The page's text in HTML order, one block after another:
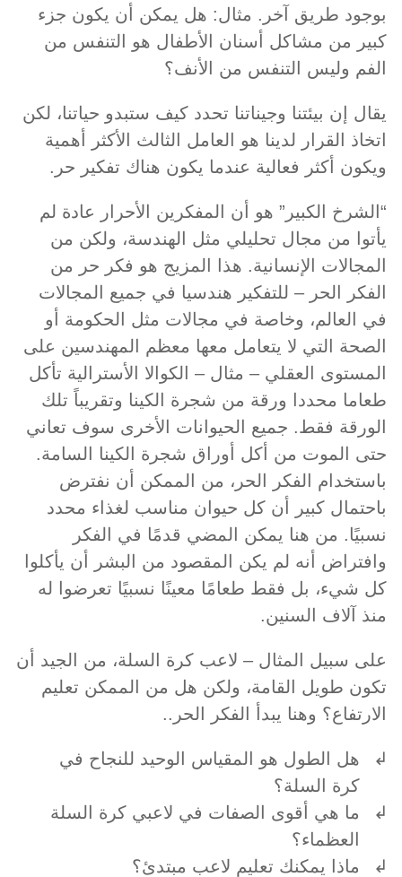
بوجود طريق آخر. مثال: هل يمكن أن يكون جزء
كبير من مشاكل أسنان الأطفال هو التنفس من
الفم وليس التنفس من الأنف؟
يقال إن بيئتنا وجيناتنا تحدد كيف ستبدو حياتنا، لكن
اتخاذ القرار لدينا هو العامل الثالث الأكثر أهمية
ويكون أكثر فعالية عندما يكون هناك تفكير حر.
“الشرخ الكبير” هو أن المفكرين الأحرار عادة لم
يأتوا من مجال تحليلي مثل الهندسة، ولكن من
المجالات الإنسانية. هذا المزيج هو فكر حر من
الفكر الحر – للتفكير هندسيا في جميع المجالات
في العالم، وخاصة في مجالات مثل الحكومة أو
الصحة التي لا يتعامل معها معظم المهندسين على
المستوى العقلي – مثال – الكوالا الأسترالية تأكل
طعاما محددا ورقة من شجرة الكينا وتقريباً تلك
الورقة فقط. جميع الحيوانات الأخرى سوف تعاني
حتى الموت من أكل أوراق شجرة الكينا السامة.
باستخدام الفكر الحر، من الممكن أن نفترض
باحتمال كبير أن كل حيوان مناسب لغذاء محدد
نسبيًا. من هنا يمكن المضي قدمًا في الفكر
وافتراض أنه لم يكن المقصود من البشر أن يأكلوا
كل شيء، بل فقط طعامًا معينًا نسبيًا تعرضوا له
منذ آلاف السنين.
على سبيل المثال – لاعب كرة السلة، من الجيد أن
تكون طويل القامة، ولكن هل من الممكن تعليم
الارتفاع؟ وهنا يبدأ الفكر الحر..
هل الطول هو المقياس الوحيد للنجاح في
كرة السلة؟
ما هي أقوى الصفات في لاعبي كرة السلة
العظماء؟
ماذا يمكنك تعليم لاعب مبتدئ؟